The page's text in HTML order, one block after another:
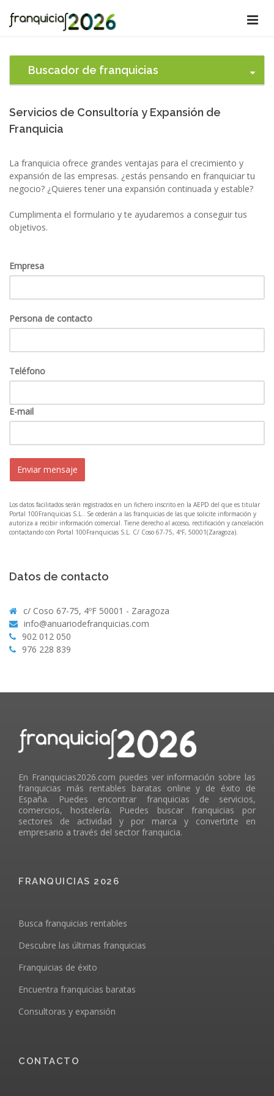
Buscador de franquicias
Servicios de Consultoría y Expansión de
Franquicia
La franquicia ofrece grandes ventajas para el crecimiento y
expansión de las empresas. ¿estás pensando en franquiciar tu
negocio? ¿Quieres tener una expansión continuada y estable?
Cumplimenta el formulario y te ayudaremos a conseguir tus
objetivos.
Empresa
Persona de contacto
Teléfono
E-mail
Enviar mensaje
Los datos facilitados serán registrados en un fichero inscrito en la AEPD del que es titular
Portal 100Franquicias S.L.. Se cederán a las franquicias de las que solicite información y
autoriza a recibir información comercial. Tiene derecho al acceso, rectificación y cancelación
contactando con Portal 100Franquicias S.L. C/ Coso 67-75, 4ºF, 50001(Zaragoza).
Datos de contacto
c/ Coso 67-75, 4ºF 50001 - Zaragoza
info@anuariodefranquicias.com
902 012 050
976 228 839
En Franquicias2026.com puedes ver información sobre las
franquicias más rentables baratas online y de éxito de
España. Puedes encontrar franquicias de servicios,
comercios, hostelería. Puedes buscar franquicias por
sectores de actividad y por marca y convertirte en
empresario a través del sector franquicia.
FRANQUICIAS 2026
Busca franquicias rentables
Descubre las últimas franquicias
Franquicias de éxito
Encuentra franquicias baratas
Consultoras y expansión
CONTACTO